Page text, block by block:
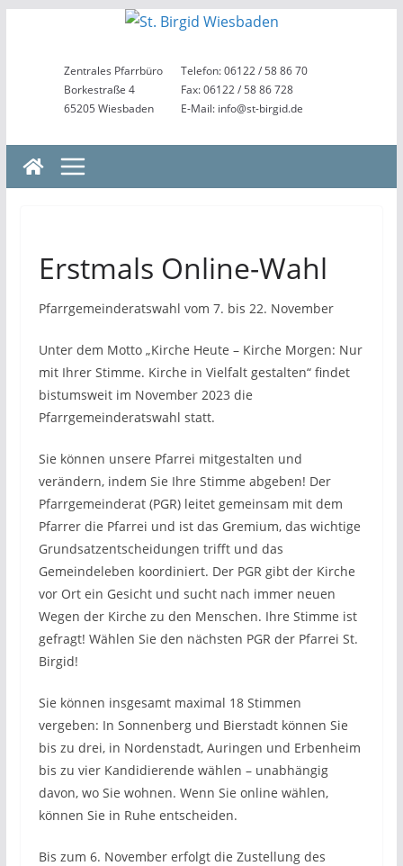
springenZentrales Pfarrbüro
Borkestraße 4
65205 Wiesbaden
Telefon: 06122 / 58 86 70
Fax: 06122 / 58 86 728
E-Mail: info@st-birgid.de
Erstmals Online-Wahl
Pfarrgemeinderatswahl vom 7. bis 22. November
Unter dem Motto „Kirche Heute – Kirche Morgen: Nur
mit Ihrer Stimme. Kirche in Vielfalt gestalten“ findet
bistumsweit im November 2023 die
Pfarrgemeinderatswahl statt.
Sie können unsere Pfarrei mitgestalten und
verändern, indem Sie Ihre Stimme abgeben! Der
Pfarrgemeinderat (PGR) leitet gemeinsam mit dem
Pfarrer die Pfarrei und ist das Gremium, das wichtige
Grundsatzentscheidungen trifft und das
Gemeindeleben koordiniert. Der PGR gibt der Kirche
vor Ort ein Gesicht und sucht nach immer neuen
Wegen der Kirche zu den Menschen. Ihre Stimme ist
gefragt! Wählen Sie den nächsten PGR der Pfarrei St.
Birgid!
Sie können insgesamt maximal 18 Stimmen
vergeben: In Sonnenberg und Bierstadt können Sie
bis zu drei, in Nordenstadt, Auringen und Erbenheim
bis zu vier Kandidierende wählen – unabhängig
davon, wo Sie wohnen. Wenn Sie online wählen,
können Sie in Ruhe entscheiden.
Bis zum 6. November erfolgt die Zustellung des